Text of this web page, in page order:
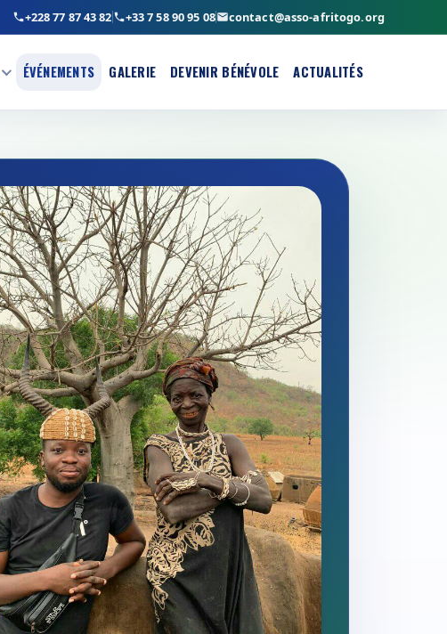
+228 77 87 43 82 +33 7 58 90 95 08 contact@asso-afritogo.org
ÉVÉNEMENTS GALERIE DEVENIR BÉNÉVOLE ACTUALITÉS